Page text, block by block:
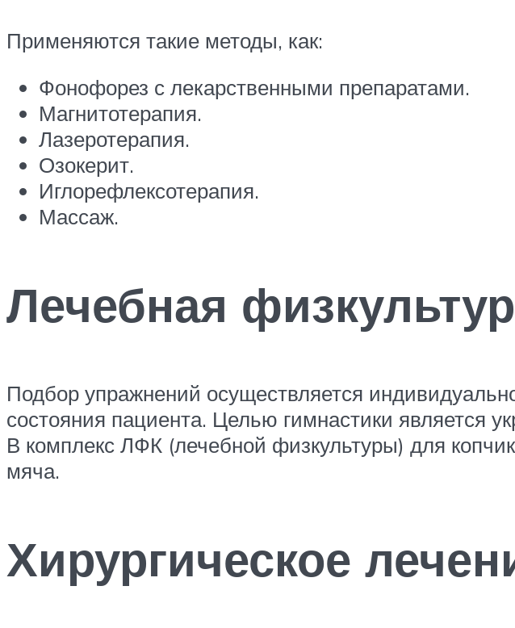
Применяются такие методы, как:
Фонофорез с лекарственными препаратами.
Магнитотерапия.
Лазеротерапия.
Озокерит.
Иглорефлексотерапия.
Массаж.
Лечебная
Подбор упражнений осуществляется
состояния пациента. Целью гимнастики является
В комплекс ЛФК (лечебной физкультуры) для
мяча.
Хирургическое